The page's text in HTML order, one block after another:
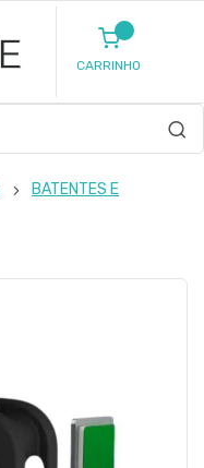
CARRINHO
BATENTES E